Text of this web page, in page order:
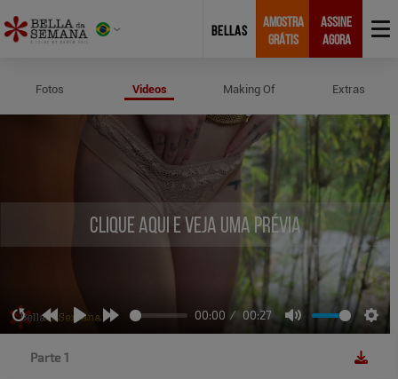
BELLAS
AMOSTRA
GRÁTIS
ASSINE
AGORA
Fotos Videos Making Of Extras
Clique aqui e veja uma prévia
RestartRewind
10s
Play Forward
00:00 00:27
Mute